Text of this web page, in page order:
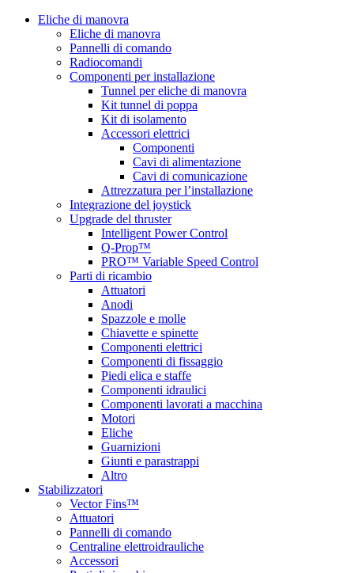
Eliche di manovra
Eliche di manovra
Pannelli di comando
Radiocomandi
Componenti per installazione
Tunnel per eliche di manovra
Kit tunnel di poppa
Kit di isolamento
Accessori elettrici
Componenti
Cavi di alimentazione
Cavi di comunicazione
Attrezzatura per l’installazione
Integrazione del joystick
Upgrade del thruster
Intelligent Power Control
Q-Prop™
PRO™ Variable Speed Control
Parti di ricambio
Attuatori
Anodi
Spazzole e molle
Chiavette e spinette
Componenti elettrici
Componenti di fissaggio
Piedi elica e staffe
Componenti idraulici
Componenti lavorati a macchina
Motori
Eliche
Guarnizioni
Giunti e parastrappi
Altro
Stabilizzatori
Vector Fins™
Attuatori
Pannelli di comando
Centraline elettroidrauliche
Accessori